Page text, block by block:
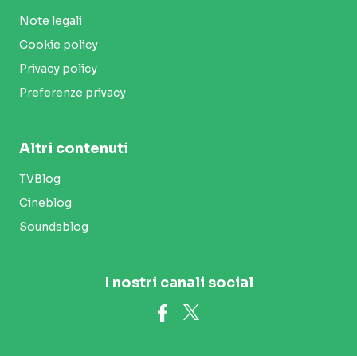
Note legali
Cookie policy
Privacy policy
Preferenze privacy
Altri contenuti
TVBlog
Cineblog
Soundsblog
I nostri canali social